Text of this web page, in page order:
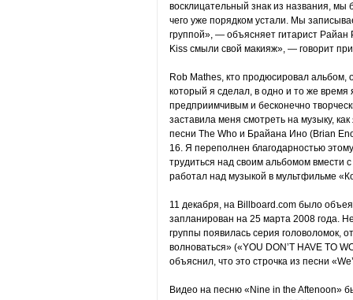
восклицательный знак из названия, мы
чего уже порядком устали. Мы
группой», — объясняет гитарист
Kiss смыли свой макияж», — говорит
Rob Mathes, кто продюсировал альбом,
который я сделал, в одно и то же
предприимчивым и бесконечно
заставила меня смотреть на музыку,
песни The Who и Брайана Ино (Brian
16. Я переполнен благодарностью
трудиться над своим альбомом
работал над музыкой в мультфильме
11 декабря, на Billboard.com было
запланирован на 25 марта 2008 года.
группы появилась серия
волноваться» («YOU DON’T HAVE TO
объяснил, что это строчка из песни
Видео на песню «Nine in the Aftenoon»